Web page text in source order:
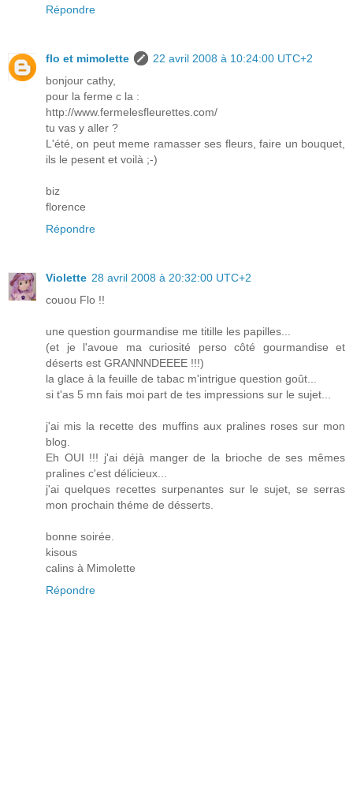
Répondre
flo et mimolette
22 avril 2008 à 10:24:00 UTC+2
bonjour cathy,
pour la ferme c la :
http://www.fermelesfleurettes.com/
tu vas y aller ?
L'été, on peut meme ramasser ses fleurs, faire un bouquet,
ils le pesent et voilà ;-)
biz
florence
Répondre
Violette 28 avril 2008 à 20:32:00 UTC+2
couou Flo !!
une question gourmandise me titille les papilles...
(et je l'avoue ma curiosité perso côté gourmandise et
déserts est GRANNNDEEEE !!!)
la glace à la feuille de tabac m'intrigue question goût...
si t'as 5 mn fais moi part de tes impressions sur le sujet...
j'ai mis la recette des muffins aux pralines roses sur mon
blog.
Eh OUI !!! j'ai déjà manger de la brioche de ses mêmes
pralines c'est délicieux...
j'ai quelques recettes surpenantes sur le sujet, se serras
mon prochain théme de désserts.
bonne soirée.
kisous
calins à Mimolette
Répondre